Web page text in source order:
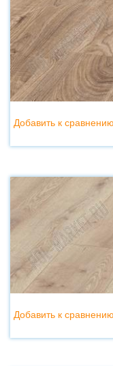
Добавить к сравнению
Добавить к сравнению